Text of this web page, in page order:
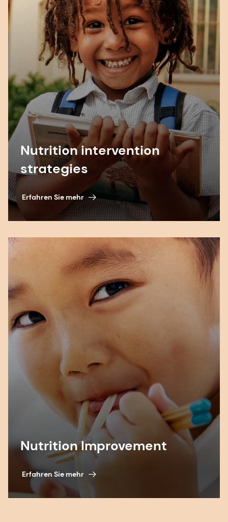
Nutrition intervention
strategies
Erfahren Sie mehr
Nutrition Improvement
Erfahren Sie mehr